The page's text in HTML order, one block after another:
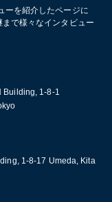
ーを紹介したページに
で様々なインタビュー
Building, 1-8-1
1-8-17 Umeda, Kita